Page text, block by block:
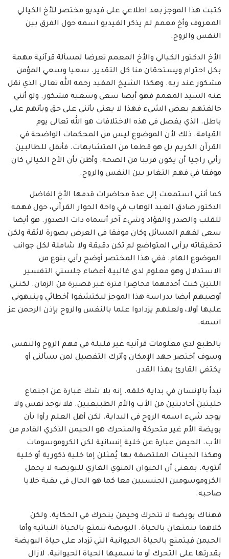
كتبت هذا الموجز بعد اطلاعي على فيديو مختصر للأخ الكيالي
المعروف وأخ معمم لم يذكر الفيديو اسمه حول الفرق بين
النفس والروح.
الأخ الدكتور الكيالي والأخ المعمم تعرضا لمسألة قرآنية مهمة
بكل احترام ويستحقان منا كل التقدير. سعيا وسعي المؤمن
مشكور عند ربه. وهكذا الشيخ المفيد رحمه الله تعالى الذي نقل
عنه السيد المعمم فهو أيضا سعى وسعيه مشكور. ولو أنني
خالفتهم بعض الشيء فهذا لا يعني بأنني على حق وبأنهم على
باطل. الذي يفصل في هذه الاختلافات هو الله تعالى يوم
القيامة. ذلك لأن الموضوع ليس من المحكمات الواضحة في
القرآن الكريم بل هو قطعا من المتشابهات. فأنقل للطالبين
رأيي راجيا أن يكون قريبا من الصحة. وأظن بأن الأخ الكيالي كان
موفقا في فهم التغاير بين النفس والروح.
كما أنني استمعت إلى عدة محاضرات قدمها الأخ الفاضل
الدكتور صادق العبد الوهاب في واحة الحوار القرآني، حول فهمه
للقلب والصدر والفؤاد وشيء آخر أسماه ذات الصدور. هو أيضا
سعى لفهم المسائل وكان موفقا في العرض بصورة لائقة ولكن
تحقيقاته برأيي المتواضع لم تكن دقيقة ولا شاملة لكل جوانب
الموضوع الهام. ففي هذا المختصر أوضح رأيي بنوع من
الاستدلال وهو معلوم لدى غالبية أعضاء جلستي التفسير
اللتين كنت أخدمهما محاضِرا فترة غير قصيرة من الزمان. لكنني
أوصيهم أيضا بدراسة هذا الموجز ليكتشفوا أخطائي وينبهوني
عليها أولا، ولعلهم يزدادوا علما بالنفس والروح بإذن الرحمن عز
اسمه.
بالطبع لدي معلومات قرآنية غير قليلة في فهم الروح والنفس
وسوف أختصر جهد الإمكان وأترك التفصيل لمن يسألني أو
يكتفي القارئ بهذا القدر.
نبدأ بالإنسان في بداية خلقه. إنه بلا شك عبارة عن اجتماع
خليتين أحاديتين من الأب والأم الطبيعيين. فلا توجد نفس ولا
يوجد شيء اسمه الروح في البداية. لكن أهل العلم رأوا بأن
بويضة الأم غير متحركة والمتحرك هو الحيمن الذكري القادم من
الأب. الحيمن عبارة عن خلية إنسانية لكن الكروموسومات
وهكذا الجينات الملتصقة بها يُمثلن إما خلية ذكورية أو خلية
أنثوية. بمعنى أن الحيوان المنوي الغازي للبويضة لا يحمل
الكروموسومين الجنسيين معا كما هو الحال في بقية خلايا
صاحبه.
فهناك بويضة لا تتحرك وحيمن يتحرك في الحكاية. ولكن
كلاهما يتمتعان بالحياة. البويضة تتمتع بالحياة النباتية وأما
الحيمن فيتمتع بالحياة الحيوانية التي تزداد على حياة البويضة
بقدرتها على التحرك أو ما نسميها الحياة الحيوانية. لازال